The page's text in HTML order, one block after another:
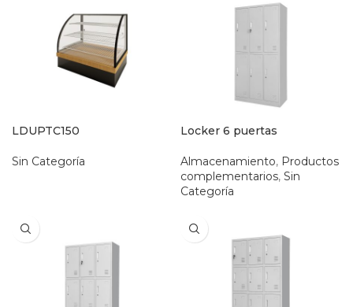
LDUPTC150
Sin Categoría
Locker 6 puertas
Almacenamiento, Productos
complementarios, Sin
Categoría